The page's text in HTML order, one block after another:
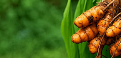
Apa yang lebih
kali mendengar berita
berlaku berhampiran